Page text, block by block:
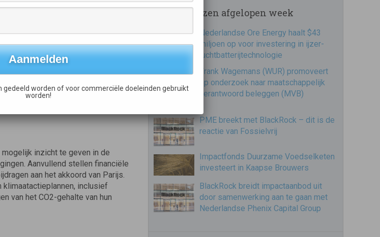
doelen om duidelijke
bieden in de emissies van
bedrijfsleven, waarbij privacy
aan financieringen en
inzicht te geven in de
Aanvullend stellen financiële
aan het akkoord van Parijs.
inclusief
van het CO2-gehalte van hun
Meest gelezen afgelopen week
Nederlandse Ore Energy haalt $43
miljoen op voor investering in ijzer-
luchtbatterijtechnologie
Frank Wagemans (WUR) promoveert
op onderzoek naar maatschappelijk
verantwoord beleggen (MVB)
PME breekt met BlackRock – dit is de
reactie van Fossielvrij
Impactfonds Duurzame Voedselketen
investeert in Kaapse Brouwers
BlackRock breidt impactaanbod uit
door samenwerking aan te gaan met
Nederlandse Phenix Capital Group
worden of voor commerciële doeleinden gebruikt
worden!